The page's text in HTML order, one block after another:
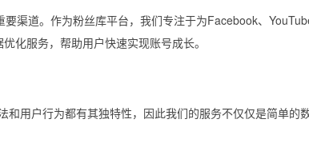
渠道。作为粉丝库平台，我们专注于为Facebook、
化服务，帮助用户快速实现账号成长。
和用户行为都有其独特性，因此我们的服务不仅仅是简单的